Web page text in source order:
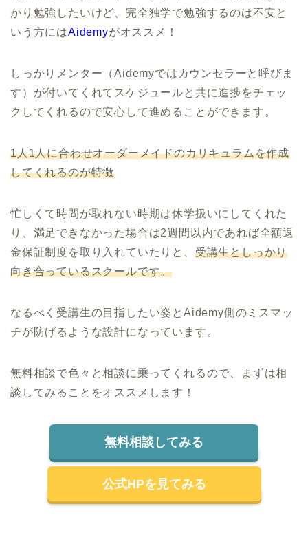
かり勉強したいけど、完全独学で勉強するのは不安と
いう方にはAidemyがオススメ！
しっかりメンター（Aidemyではカウンセラーと呼びま
す）が付いてくれてスケジュールと共に進捗をチェッ
クしてくれるので安心して進めることができます。
1人1人に合わせオーダーメイドのカリキュラムを作成
してくれるのが特徴
忙しくて時間が取れない時期は休学扱いにしてくれた
り、満足できなかった場合は2週間以内であれば全額返
金保証制度を取り入れていたりと、 受講生としっかり
向き合っているスクールです。
なるべく受講生の目指したい姿とAidemy側のミスマッ
チが防げるような設計になっています。
無料相談で色々と相談に乗ってくれるので、まずは相
談してみることをオススメします！
無料相談してみる
公式HPを見てみる